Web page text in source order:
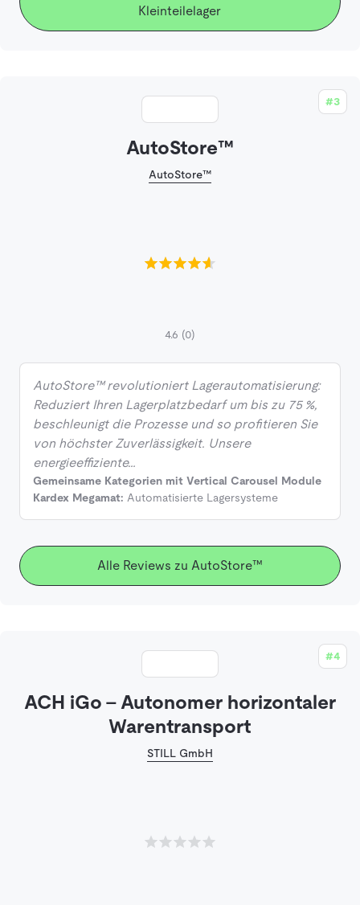
Kleinteilelager
#3
AutoStore™
AutoStore™
4.6 (0)
AutoStore™ revolutioniert Lagerautomatisierung:
Reduziert Ihren Lagerplatzbedarf um bis zu 75 %,
beschleunigt die Prozesse und so profitieren Sie
von höchster Zuverlässigkeit. Unsere
energieeffiziente…
Gemeinsame Kategorien mit Vertical Carousel Module
Kardex Megamat: Automatisierte Lagersysteme
Alle Reviews zu AutoStore™
#4
ACH iGo - Autonomer horizontaler
Warentransport
STILL GmbH